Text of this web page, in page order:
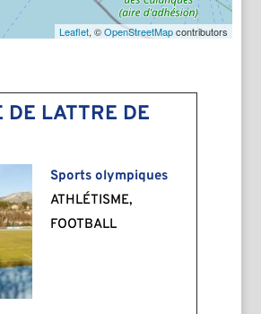
Leaflet, ©OpenStreetMapcontributors
DE LATTRE DE
Sports olympiques
ATHLÉTISME,
FOOTBALL